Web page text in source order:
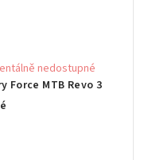
Force MTB Revo 3
nedostupné